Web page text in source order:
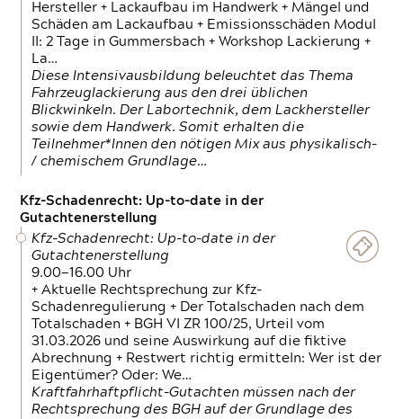
Hersteller + Lackaufbau im Handwerk + Mängel und
Schäden am Lackaufbau + Emissionsschäden Modul
II: 2 Tage in Gummersbach + Workshop Lackierung +
La…
Diese Intensivausbildung beleuchtet das Thema
Fahrzeuglackierung aus den drei üblichen
Blickwinkeln. Der Labortechnik, dem Lackhersteller
sowie dem Handwerk. Somit erhalten die
Teilnehmer*Innen den nötigen Mix aus physikalisch-
/ chemischem Grundlage…
Kfz-Schadenrecht: Up-to-date in der
Gutachtenerstellung
Kfz-Schadenrecht: Up-to-date in der
Gutachtenerstellung
9.00—16.00 Uhr
+ Aktuelle Rechtsprechung zur Kfz-
Schadenregulierung + Der Totalschaden nach dem
Totalschaden + BGH VI ZR 100/25, Urteil vom
31.03.2026 und seine Auswirkung auf die fiktive
Abrechnung + Restwert richtig ermitteln: Wer ist der
Eigentümer? Oder: We…
Kraftfahrhaftpflicht-Gutachten müssen nach der
Rechtsprechung des BGH auf der Grundlage des